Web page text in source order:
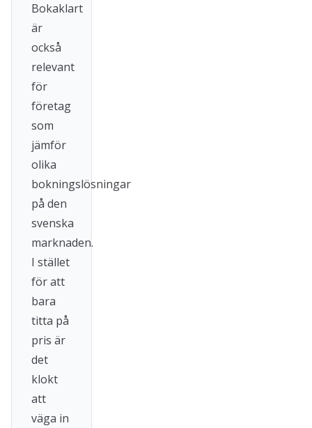
Bokaklart
är
också
relevant
för
företag
som
jämför
olika
bokningslösningar
på den
svenska
marknaden.
I stället
för att
bara
titta på
pris är
det
klokt
att
väga in